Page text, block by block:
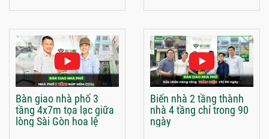
Bàn giao nhà phố 3
tầng 4x7m tọa lạc giữa
lòng Sài Gòn hoa lệ
Biến nhà 2 tầng thành
nhà 4 tầng chỉ trong 90
ngày